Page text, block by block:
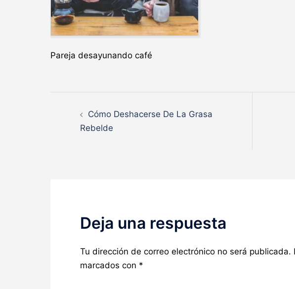
Pareja desayunando café
Navegación
Cómo Deshacerse De La Grasa
Rebelde
Deja una respuesta
Tu dirección de correo electrónico no será publicada.
marcados con *